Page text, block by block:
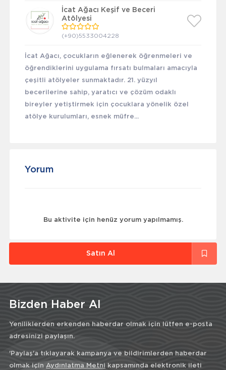
İcat Ağacı Keşif ve Beceri
Atölyesi
(+90)5533004228
İcat Ağacı, çocukların eğlenerek öğrenmeleri ve
öğrendiklerini uygulama fırsatı bulmaları amacıyla
çeşitli atölyeler sunmaktadır. 21. yüzyıl
becerilerine sahip, yaratıcı ve çözüm odaklı
bireyler yetiştirmek için çocuklara yönelik özel
atölye kurulumları, esnek müfre...
Yorum
Bu aktivite için henüz yorum yapılmamış.
Satın Al
Bizden Haber Al
Yeniliklerden erkenden haberdar olmak için lütfen e-posta
adresinizi paylaşın.
'Paylaş'a tıklayarak kampanya ve bildirimlerden haberdar
olmak için Aydınlatma Metni kapsamında elektronik ileti